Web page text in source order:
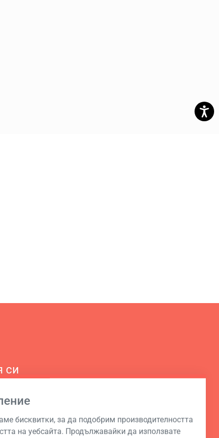
бисквитки, за да подобрим производителността
на уебсайта. Продължавайки да използвате
си